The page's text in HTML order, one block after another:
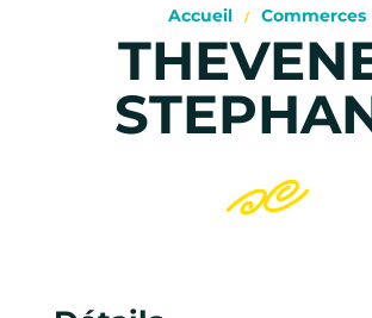
Accueil Commerces